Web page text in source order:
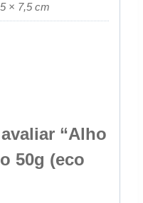
× 7,5 cm
“Alho
50g (eco